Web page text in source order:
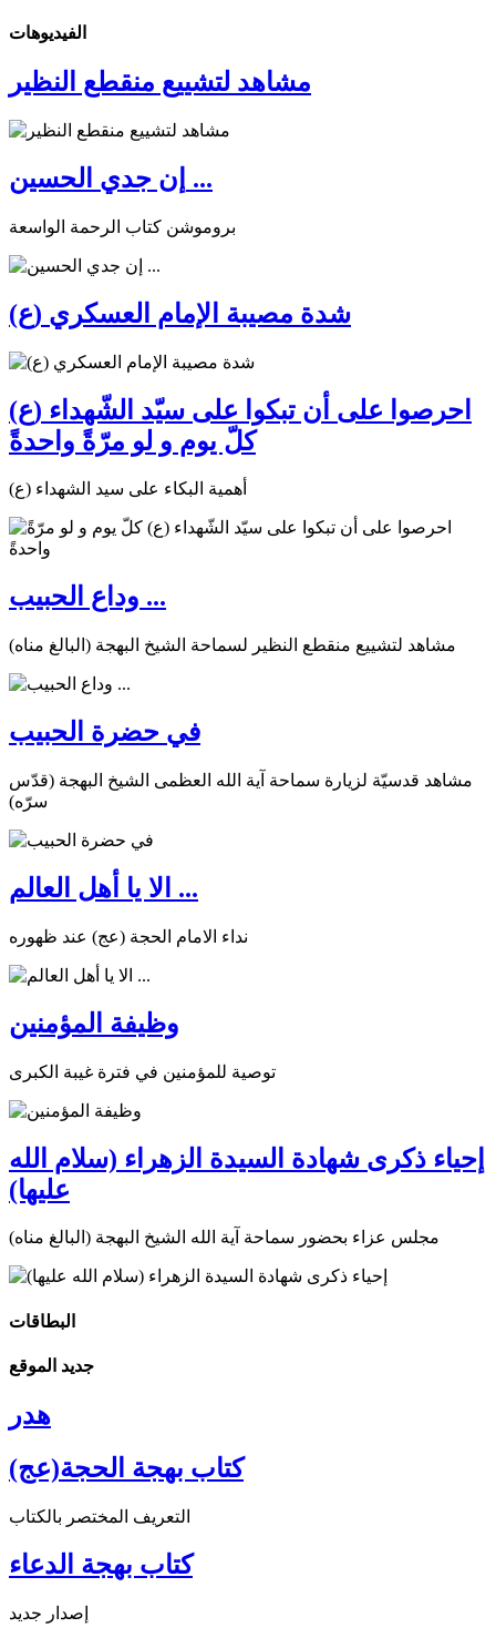
الفیدیوهات
مشاهد لتشييع منقطع النظير
إن جدي الحسين ...
بروموشن كتاب الرحمة الواسعة
شدة مصيبة الإمام العسكري (ع)
احرصوا على أن تبكوا على سيّد الشّهداء (ع)
كلّ يوم و لو مرّةً واحدةً
أهمية البكاء على سيد الشهداء (ع)
وداع الحبيب ...
مشاهد لتشييع منقطع النظير لسماحة الشيخ البهجة (البالغ مناه)
في حضرة الحبيب
مشاهد قدسيّة لزيارة سماحة آية الله العظمى الشيخ البهجة (قدّس
سرّه)
الا يا أهل العالم ...
نداء الامام الحجة (عج) عند ظهوره
وظيفة المؤمنين
توصية للمؤمنين في فترة غيبة الكبرى
إحياء ذكرى شهادة السيدة الزهراء (سلام الله
عليها)
مجلس عزاء بحضور سماحة آية الله الشيخ البهجة (البالغ مناه)
البطاقات
جديد الموقع
هدر
كتاب بهجة الحجة(عج)
التعريف المختصر بالكتاب
كتاب بهجة الدعاء
إصدار جديد